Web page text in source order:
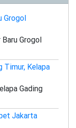
Grogol
Grogol
Timur, Kelapa
Gading
Jakarta